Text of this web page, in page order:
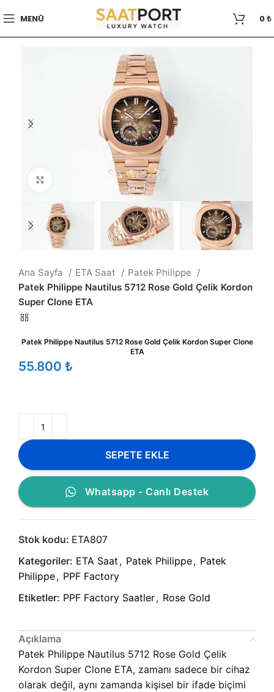
MENÜ 0₺
Büyütmek için tıklayın
Ana Sayfa ETA Saat
Patek Philippe
Patek Philippe Nautilus 5712 Rose Gold Çelik Kordon
Super Clone ETA
Patek Philippe Nautilus 5712 Rose Gold Çelik Kordon Super Clone
ETA
₺
SEPETE EKLE
Whatsapp - Canlı Destek
Stok kodu: ETA807
Kategoriler: ETA Saat , Patek Philippe, Patek
Philippe, PPF Factory
Etiketler: PPF Factory Saatler, Rose Gold
Açıklama
Patek Philippe Nautilus 5712 Rose Gold Çelik
Kordon Super Clone ETA, zamanı sadece bir cihaz
olarak değil, aynı zamanda kişisel bir ifade biçimi